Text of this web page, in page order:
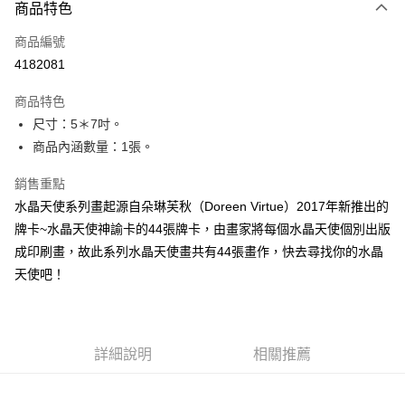
信用卡一次付款
超商取貨付款
Apple Pay
街口支付
悠遊付
ATM付款
商品特色
商品編號
4182081
商品特色
尺寸：5＊7吋。
商品內涵數量：1張。
銷售重點
水晶天使系列畫起源自朵琳芙秋（Doreen Virtue）2017年新推出的
牌卡~水晶天使神諭卡的44張牌卡，由畫家將每個水晶天使個別出版
成印刷畫，故此系列水晶天使畫共有44張畫作，快去尋找你的水晶
天使吧！
詳細說明 相關推薦